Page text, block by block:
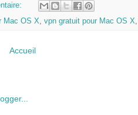
Mac OS X vpn gratuit pour Mac OS X
Accueil